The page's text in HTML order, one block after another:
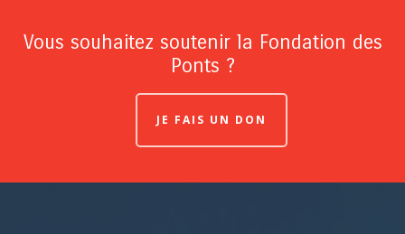
Vous souhaitez soutenir la Fondation des
Ponts ?
JE FAIS UN DON